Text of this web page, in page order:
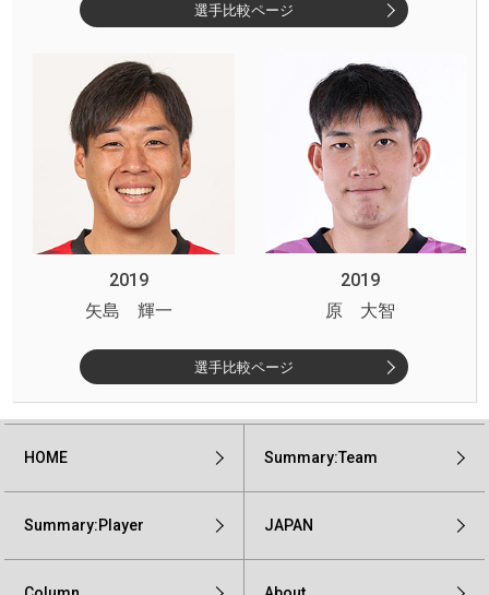
選手比較ページ
2019
2019
矢島 輝一
原 大智
選手比較ページ
HOME Summary:Team
Summary:Player JAPAN